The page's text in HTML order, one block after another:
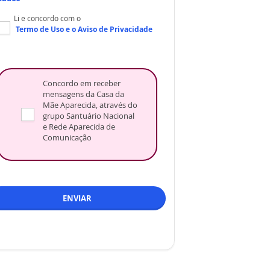
Li e concordo com o
Termo de Usoe oAviso de Privacidade
Concordo em receber
mensagens da Casa da
Mãe Aparecida, através do
grupo Santuário Nacional
e Rede Aparecida de
Comunicação
ENVIAR